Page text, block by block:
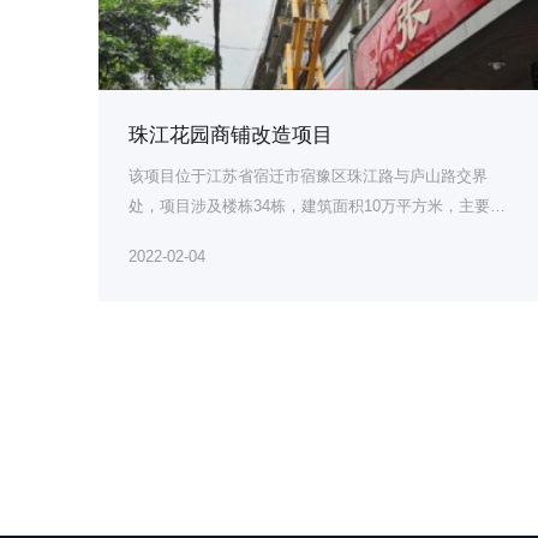
珠江花园商铺改造项目
该项目位于江苏省宿迁市宿豫区珠江路与庐山路交界
处，项目涉及楼栋34栋，建筑面积10万平方米，主要工
2022-02-04